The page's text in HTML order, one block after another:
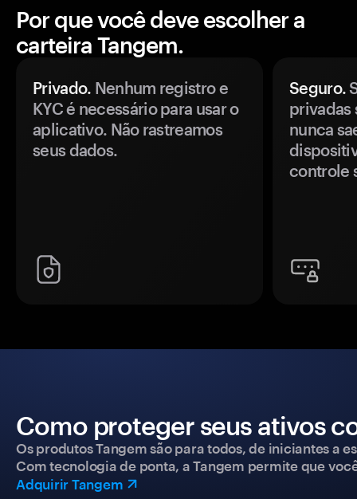
Por que você deve escolher a
carteira Tangem.
Privado. Nenhum registro e
KYC é necessário para usar o
aplicativo. Não rastreamos
seus dados.
Seguro.
privadas
nunca
controle
Como proteger seus ativos
Os produtos Tangem são para todos, de iniciantes a
Com tecnologia de ponta, a Tangem permite que
Adquirir Tangem